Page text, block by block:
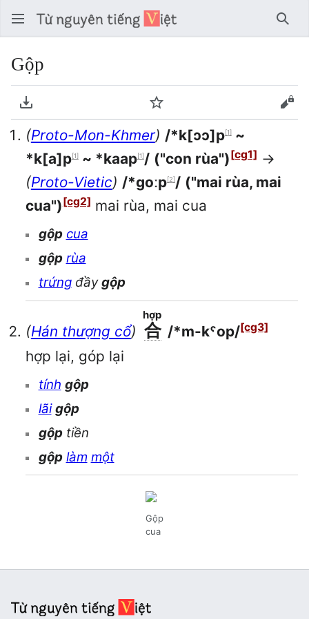
Tìm
Gộp
Tải về PDF Theo dõi
(Proto-Mon-Khmer) /*k[ɔɔ]p [1]~
*k[a]p [1]~ *kaap [1]/ ("con rùa")[cg1] →
(Proto-Vietic) /*goːp [2]/ ("mai rùa, mai
cua")[cg2] mai rùa, mai cua
gộp cua
gộp rùa
trứngđầygộp
(Hán thượng cổ) 合
hợp
/*m-kˤop/[cg3]
hợp lại, góp lại
tính gộp
lãi gộp
gộptiền
gộp làm một
Gộp
cua